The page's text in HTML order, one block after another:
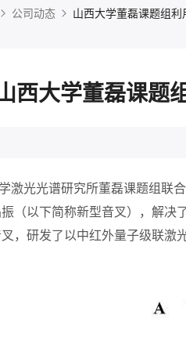
公司动态 山西大学董磊课题组
西大学董磊课题
光光谱研究所董磊课题组联合
（以下简称新型音叉），解决
，研发了以中红外量子级联激